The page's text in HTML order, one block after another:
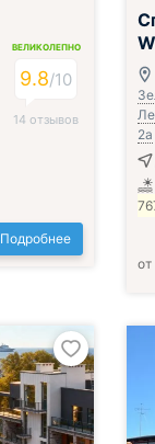
ВЕЛИКОЛЕПНО
9.8/10
14 отзывов
Подробнее
2а
от